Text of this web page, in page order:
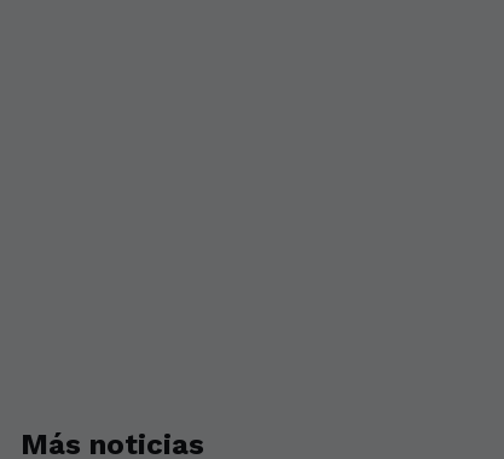
Más noticias